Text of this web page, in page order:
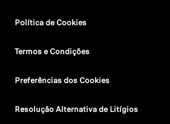
Política de Cookies
Termos e Condições
Preferências dos Cookies
Resolução Alternativa de Litígios